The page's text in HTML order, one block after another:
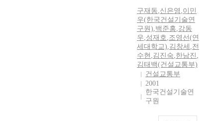
구재동,신은영 ,이민
우(한국건설기술연
구원),백준홍,강동
우,성재호,조영선(연
세대학교),김창세 ,전
수현 ,김진숙,한남진 ,
김태백(건설교통부)
건설교통부
2001
한국건설기술연
구원